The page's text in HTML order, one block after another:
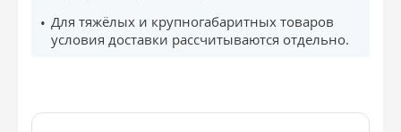
Для тяжёлых и крупногабаритных товаров
условия доставки рассчитываются отдельно.